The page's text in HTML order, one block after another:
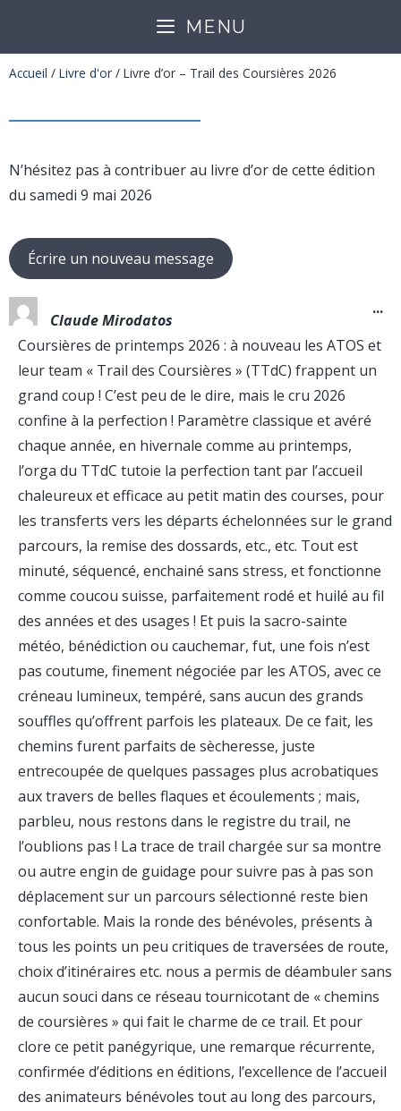
MENU
Accueil / Livre d'or / Livre d’or – Trail des Coursières 2026
N’hésitez pas à contribuer au livre d’or de cette édition
du samedi 9 mai 2026
Claude Mirodatos
Coursières de printemps 2026 : à nouveau les ATOS et
leur team « Trail des Coursières » (TTdC) frappent un
grand coup ! C’est peu de le dire, mais le cru 2026
confine à la perfection ! Paramètre classique et avéré
chaque année, en hivernale comme au printemps,
l’orga du TTdC tutoie la perfection tant par l’accueil
chaleureux et efficace au petit matin des courses, pour
les transferts vers les départs échelonnées sur le grand
parcours, la remise des dossards, etc., etc. Tout est
minuté, séquencé, enchainé sans stress, et fonctionne
comme coucou suisse, parfaitement rodé et huilé au fil
des années et des usages ! Et puis la sacro-sainte
météo, bénédiction ou cauchemar, fut, une fois n’est
pas coutume, finement négociée par les ATOS, avec ce
créneau lumineux, tempéré, sans aucun des grands
souffles qu’offrent parfois les plateaux. De ce fait, les
chemins furent parfaits de sècheresse, juste
entrecoupée de quelques passages plus acrobatiques
aux travers de belles flaques et écoulements ; mais,
parbleu, nous restons dans le registre du trail, ne
l’oublions pas ! La trace de trail chargée sur sa montre
ou autre engin de guidage pour suivre pas à pas son
déplacement sur un parcours sélectionné reste bien
confortable. Mais la ronde des bénévoles, présents à
tous les points un peu critiques de traversées de route,
choix d’itinéraires etc. nous a permis de déambuler sans
aucun souci dans ce réseau tournicotant de « chemins
de coursières » qui fait le charme de ce trail. Et pour
clore ce petit panégyrique, une remarque récurrente,
confirmée d’éditions en éditions, l’excellence de l’accueil
des animateurs bénévoles tout au long des parcours,
...